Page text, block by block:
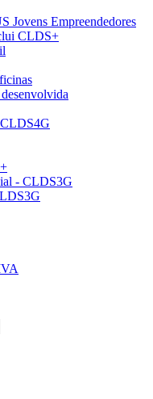
Jovens Empreendedores
CLDS+
- CLDS3G